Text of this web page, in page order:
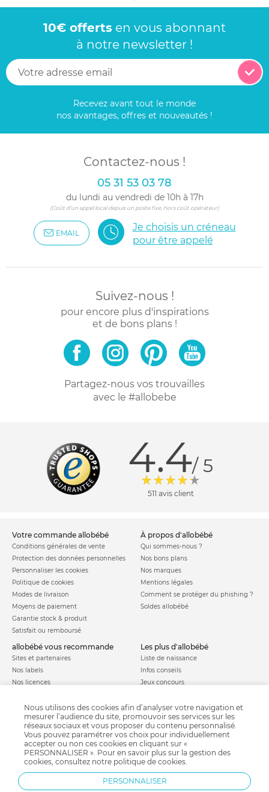
10€ offerts en vous abonnant
à notre newsletter !
Recevez avant tout le monde
nos avantages, offres et nouveautés !
Contactez-nous !
05 31 53 03 78
du lundi au vendredi de 10h à 17h
(Coût d'un appel local depuis un poste fixe, hors coût opérateur)
EMAIL
Je choisis un créneau
pour être appelé
Suivez-nous !
pour encore plus d'inspirations
et de bons plans !
Partagez-nous vos trouvailles
avec le #allobebe
4.4/ 5
511 avis client
votre commande allobébé
Conditions générales de vente
Protection des données personnelles
Personnaliser les cookies
Politique de cookies
Modes de livraison
Moyens de paiement
Garantie stock & produit
Satisfait ou remboursé
à propos d'allobébé
Qui sommes-nous ?
Nos bons plans
Nos marques
Mentions légales
Comment se protéger du phishing ?
Soldes allobébé
allobébé vous recommande
Sites et partenaires
Nos labels
Nos licences
les plus d'allobébé
Liste de naissance
Infos conseils
Jeux concours
Parrainage
Paiement sécurisé
Charte qualité
Nous utilisons des cookies afin d’analyser votre navigation et
mesurer l’audience du site, promouvoir ses services sur les
réseaux sociaux et vous proposer du contenu personnalisé.
Vous pouvez paramétrer vos choix pour individuellement
accepter ou non ces cookies en cliquant sur «
PERSONNALISER ». Pour en savoir plus sur la gestion des
cookies, consultez notre politique de cookies.
PERSONNALISER